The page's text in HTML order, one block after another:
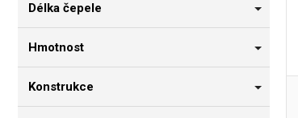
Délka čepele
Hmotnost
Konstrukce